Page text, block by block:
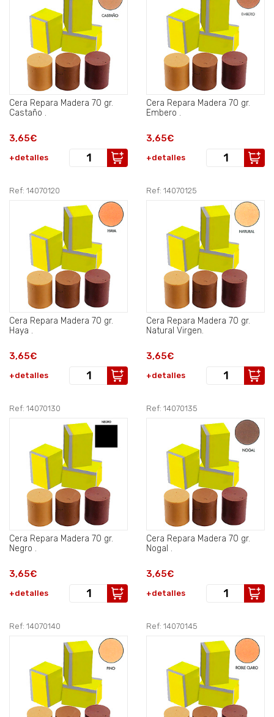
Cera Repara Madera 70 gr.
Castaño .
3,65€
+detalles
Cera Repara Madera 70 gr.
Embero .
3,65€
+detalles
Ref: 14070120
Cera Repara Madera 70 gr.
Haya .
3,65€
+detalles
Ref: 14070125
Cera Repara Madera 70 gr.
Natural Virgen.
3,65€
+detalles
Ref: 14070130
Cera Repara Madera 70 gr.
Negro .
3,65€
+detalles
Ref: 14070135
Cera Repara Madera 70 gr.
Nogal .
3,65€
+detalles
Ref: 14070140 Ref: 14070145